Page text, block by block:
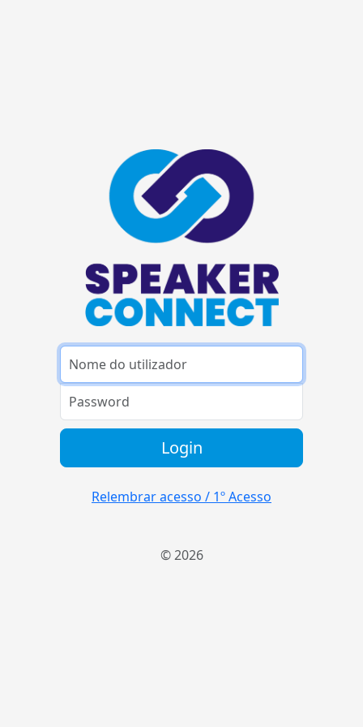
Login
Relembrar acesso / 1º Acesso
© 2026